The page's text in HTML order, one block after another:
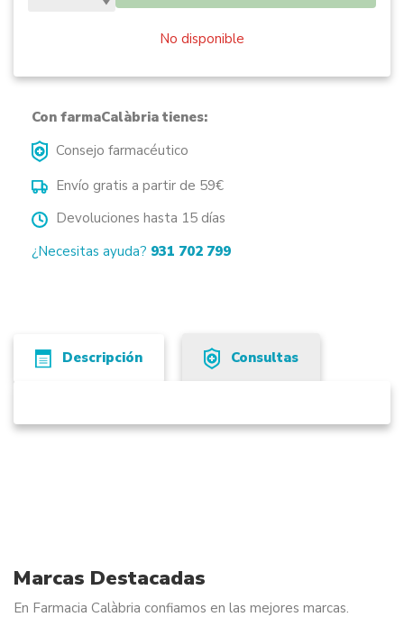
No disponible
Con farmaCalàbria tienes:
Consejo farmacéutico
Envío gratis a partir de 59€
Devoluciones hasta 15 días
¿Necesitas ayuda? 931 702 799
Descripción Consultas
Marcas Destacadas
En Farmacia Calàbria confiamos en las mejores marcas.